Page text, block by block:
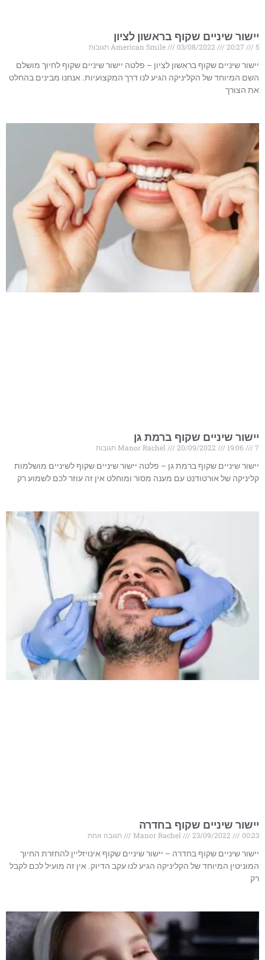
יישור שיניים שקוף בראשון לציון
American Smile 03/08/2022 20:27
5 תגובות
יישור שיניים שקוף בראשון לציון – פלטה יישור שיניים שקוף לחיוך מושלם
השם המיוחד של הקליניקה הגיע לנו דרך המקצועיות. אנחנו מבינים בהחלט
את הצורך
יישור שיניים שקוף ברמת גן
Manor Rachel 20/09/2022 19:06
7 תגובות
יישור שיניים שקוף ברמת גן – פלטה יישור שיניים שקוף לשיניים מושלמות
קליניקה של אורטודנט עם מענה מסור ומוחלט אין זה עוזר לכם לשמוע רק
יישור שיניים שקוף בחדרה
Manor Rachel 23/09/2022 00:23
תגובה אחת
יישור שיניים שקוף בחדרה – יישור שיניים שקוף אינויזליין להחזרת החיוך
המוניטין המיוחד של הקליניקה הגיע לנו עקב הדיוק. אין זה מועיל לכם לקבל
רק